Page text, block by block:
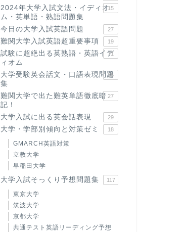
2024年大学入試文法・イディオ
ム・英単語・熟語問題集
15
今日の大学入試英語問題 27
難関大学入試英語超重要事項 19
試験に超絶出る英熟語・英語イデ
ィオム
71
大学受験英会話文・口語表現問題
集
35
難関大学で出た難英単語徹底暗
記！
27
大学入試に出る英会話表現 29
大学・学部別傾向と対策ゼミ 18
GMARCH英語対策
立教大学
早稲田大学
大学入試そっくり予想問題集 117
東京大学
筑波大学
京都大学
共通テスト英語リーディング予想